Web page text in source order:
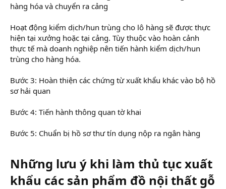
hàng hóa và chuyển ra cảng
Hoạt động kiểm dịch/hun trùng cho lô hàng sẽ được thực
hiện tại xưởng hoặc tại cảng. Tùy thuộc vào hoàn cảnh
thực tế mà doanh nghiệp nên tiến hành kiểm dịch/hun
trùng cho hàng hóa.
Bước 3: Hoàn thiện các chứng từ xuất khẩu khác vào bộ hồ
sơ hải quan
Bước 4: Tiến hành thông quan tờ khai
Bước 5: Chuẩn bị hồ sơ thư tín dụng nộp ra ngân hàng
Những lưu ý khi làm thủ tục xuất
khẩu các sản phẩm đồ nội thất gỗ